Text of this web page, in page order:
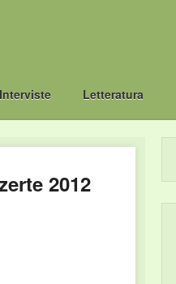
Interviste Letteratura
2012